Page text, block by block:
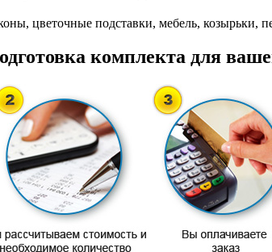
цветочные подставки, мебель, козырьки,
комплекта для